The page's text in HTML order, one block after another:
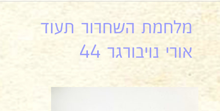
מלחמת השחרור תעוד
אורי נויבורגר 44